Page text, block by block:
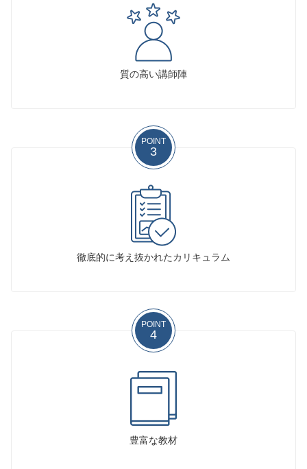
質の高い講師陣
POINT
3
徹底的に考え抜かれたカリキュラム
POINT
4
豊富な教材